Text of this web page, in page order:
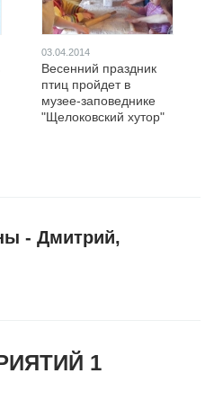
03.04.2014
Весенний праздник
птиц пройдет в
музее-заповеднике
"Щелоковский хутор"
- Дмитрий,
1